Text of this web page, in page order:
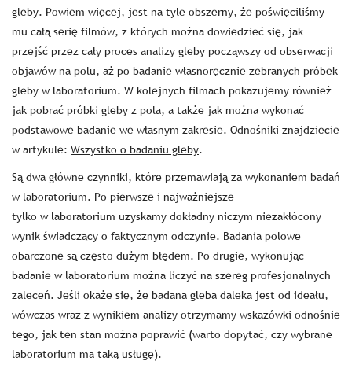
gleby. Powiem więcej, jest na tyle obszerny, że poświęciliśmy
mu całą serię filmów, z których można dowiedzieć się, jak
przejść przez cały proces analizy gleby począwszy od obserwacji
objawów na polu, aż po badanie własnoręcznie zebranych próbek
gleby w laboratorium. W kolejnych filmach pokazujemy również
jak pobrać próbki gleby z pola, a także jak można wykonać
podstawowe badanie we własnym zakresie. Odnośniki znajdziecie
w artykule: Wszystko o badaniu gleby.
Są dwa główne czynniki, które przemawiają za wykonaniem badań
w laboratorium. Po pierwsze i najważniejsze –
tylko w laboratorium uzyskamy dokładny niczym niezakłócony
wynik świadczący o faktycznym odczynie. Badania polowe
obarczone są często dużym błędem. Po drugie, wykonując
badanie w laboratorium można liczyć na szereg profesjonalnych
zaleceń. Jeśli okaże się, że badana gleba daleka jest od ideału,
wówczas wraz z wynikiem analizy otrzymamy wskazówki odnośnie
tego, jak ten stan można poprawić (warto dopytać, czy wybrane
laboratorium ma taką usługę).